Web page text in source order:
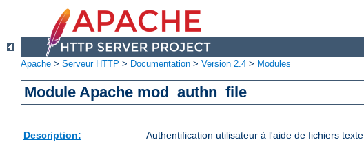
Apache > Serveur HTTP > Documentation > Version 2.4 > Modules
Module Apache mod_authn_file
Description:
Authentification utilisateur à l'aide de fichiers texte